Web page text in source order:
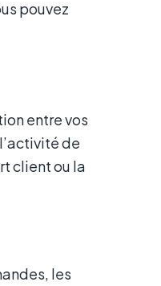
pouvez
entre vos
de
client ou la
les